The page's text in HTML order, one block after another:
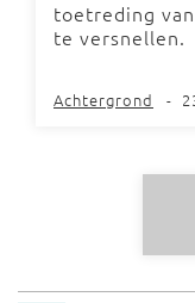
toetreding
te versnellen.
Achtergrond -